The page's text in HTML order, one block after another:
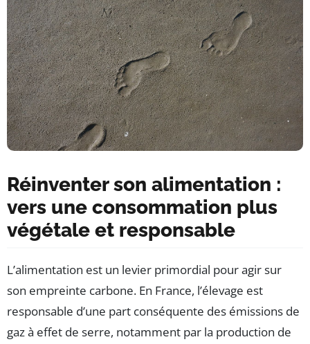
Réinventer son alimentation :
vers une consommation plus
végétale et responsable
L’alimentation est un levier primordial pour agir sur
son empreinte carbone. En France, l’élevage est
responsable d’une part conséquente des émissions de
gaz à effet de serre, notamment par la production de